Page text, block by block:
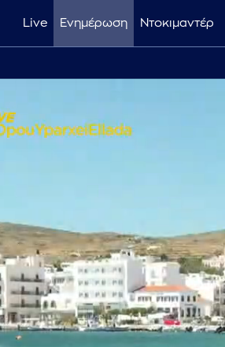
Live Ενημέρωση Ντοκιμαντέρ